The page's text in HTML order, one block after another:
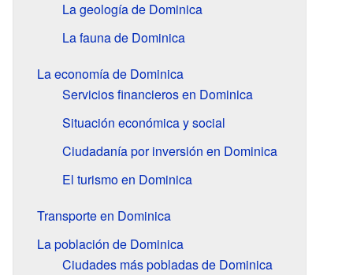
La geología de Dominica
La fauna de Dominica
La economía de Dominica
Servicios financieros en Dominica
Situación económica y social
Ciudadanía por inversión en Dominica
El turismo en Dominica
Transporte en Dominica
La población de Dominica
Ciudades más pobladas de Dominica